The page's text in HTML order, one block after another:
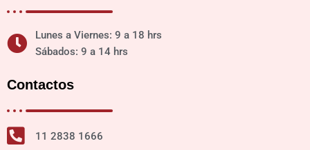
Lunes a Viernes: 9 a 18 hrs
Sábados: 9 a 14 hrs
Contactos
11 2838 1666